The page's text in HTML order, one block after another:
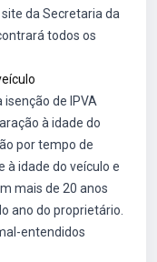
da Secretaria da
todos os
de IPVA
à idade do
por tempo de
idade do veículo e
mais de 20 anos
ano do proprietário.
entendidos